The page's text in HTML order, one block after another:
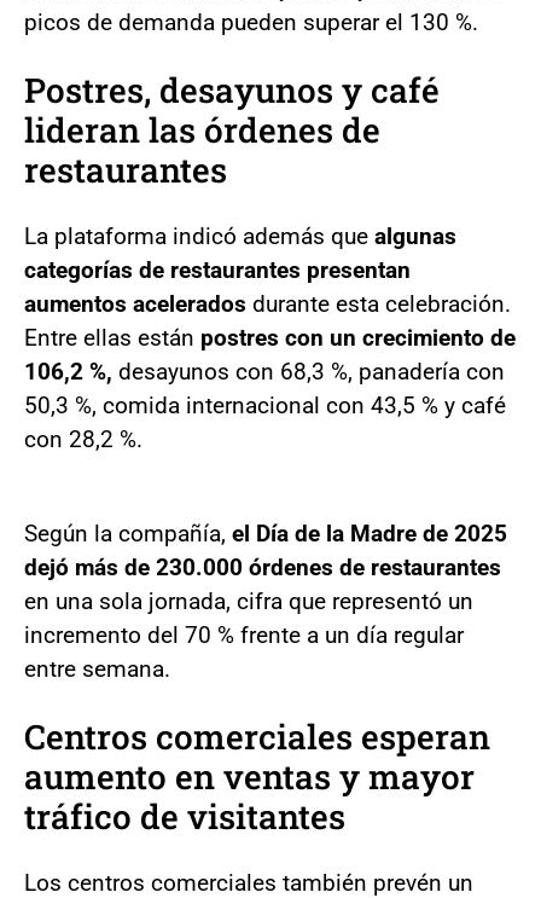
picos de demanda pueden superar el 130 %.
Postres, desayunos y café
lideran las órdenes de
restaurantes
La plataforma indicó además que algunas
categorías de restaurantes presentan
aumentos acelerados durante esta celebración.
Entre ellas están postres con un crecimiento de
106,2 %, desayunos con 68,3 %, panadería con
50,3 %, comida internacional con 43,5 % y café
con 28,2 %.
Según la compañía, el Día de la Madre de 2025
dejó más de 230.000 órdenes de restaurantes
en una sola jornada, cifra que representó un
incremento del 70 % frente a un día regular
entre semana.
Centros comerciales esperan
aumento en ventas y mayor
tráfico de visitantes
Los centros comerciales también prevén un